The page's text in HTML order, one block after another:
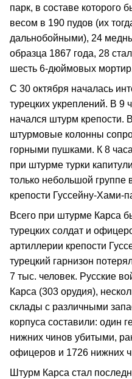
парк, в составе
весом в 190 пудов (их
дальнобойными), 24
образца 1867 года, 28
шесть 6-дюймовых
С 30 октября началась
турецких укреплений. В 9
начался штурм крепости.
штурмовые колонны
горными пушками. К 8
при штурме турки
только небольшой группе
крепости Гуссейну-Хами-
Всего при штурме Карса
турецких солдат и
артиллерии крепости
турецкий гарнизон
7 тыс. человек. Русские
Карса (303 орудия),
склады с различными
корпуса составили: один
нижних чинов убитыми,
офицеров и 1726 нижних
Штурм Карса стал